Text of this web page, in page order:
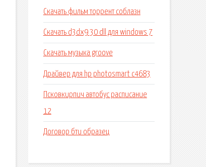
Скачать фильм торрент соблазн
Скачать d3dx9 30 dll для windows 7
Скачать музыка groove
Драйвер для hp photosmart c4683
Псковкирпич автобус расписание
12
Договор бти образец